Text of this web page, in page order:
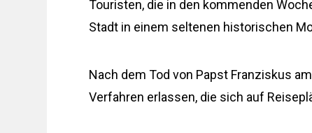
Touristen, die in den kommenden
Stadt in einem seltenen historischen
Nach dem Tod von Papst Franziskus
Verfahren erlassen, die sich auf